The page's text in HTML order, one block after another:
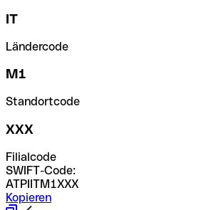
IT
Ländercode
M1
Standortcode
XXX
Filialcode
SWIFT-Code:
ATPIITM1XXX
Kopieren